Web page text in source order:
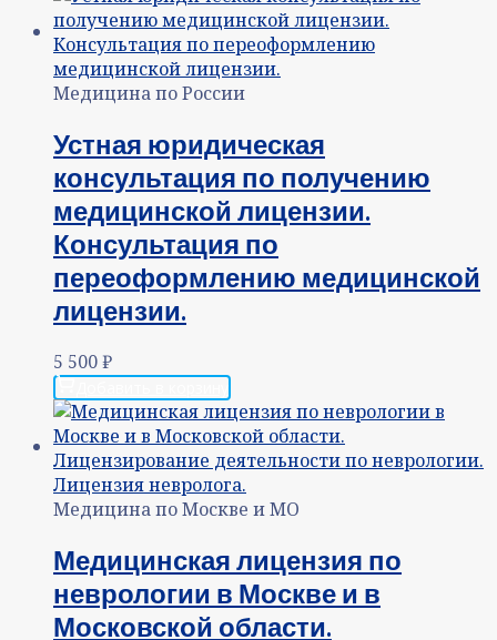
Медицина по России
Устная юридическая
консультация по получению
медицинской лицензии.
Консультация по
переоформлению медицинской
лицензии.
5 500₽
Медицина по Москве и МО
Медицинская лицензия по
неврологии в Москве и в
Московской области.